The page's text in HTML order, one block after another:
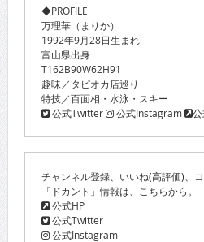
◆PROFILE
万理華（まりか）
1992年9月28日生まれ
富山県出身
T162B90W62H91
趣味／タピオカ店巡り
特技／百面相・水泳・スキー
公式Twitter
公式Instagram
チャンネル登録、いいね(高評価)、
「ドカント」情報は、こちらから。
公式HP
公式Twitter
公式Instagram